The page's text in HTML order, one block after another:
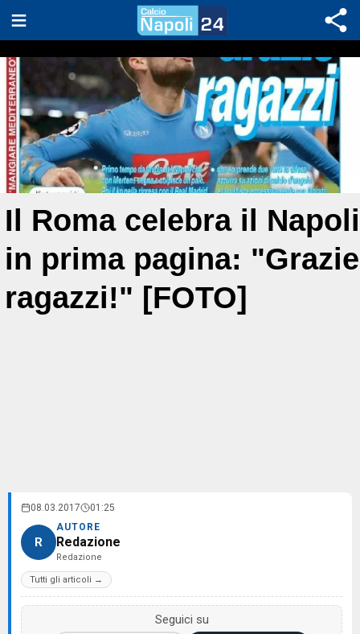
Il Roma celebra il Napoli
in prima pagina: "Grazie
ragazzi!" [FOTO]
08.03.2017 01:25
R
AUTORE
Redazione
Redazione
Tutti gli articoli →
Seguici su